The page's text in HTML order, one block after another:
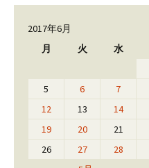
2017年6月
月
火 水
5
6 7
12
13 14
19
20 21
26
27 28